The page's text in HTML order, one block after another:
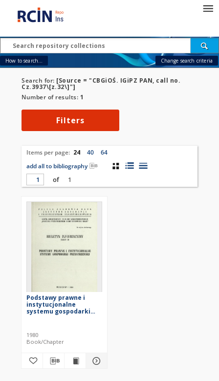
How to search... Change search criteria
Search for: [Source = "CBGiOŚ. IGiPZ PAN, call no.
Cz.3937\[z.32\]"]
Number of results: 1
Filters
Items per page: 24 40
64
add all to bibliography
of
1
Podstawy prawne i
instytucjonalne
systemu gospodarki
1980
Book/Chapter